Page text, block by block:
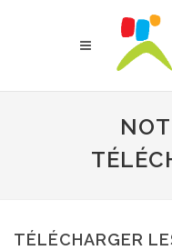
TÉLÉCHARGER